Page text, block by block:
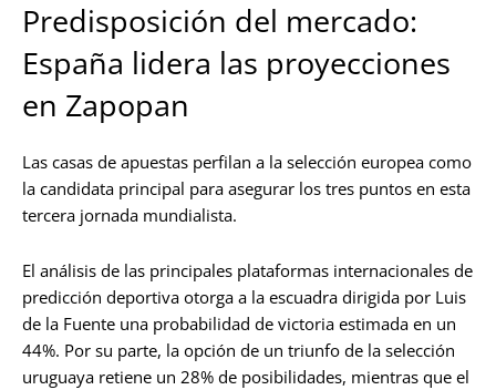
Predisposición del mercado:
España lidera las proyecciones
en Zapopan
Las casas de apuestas perfilan a la selección europea como
la candidata principal para asegurar los tres puntos en esta
tercera jornada mundialista.
El análisis de las principales plataformas internacionales de
predicción deportiva otorga a la escuadra dirigida por Luis
de la Fuente una probabilidad de victoria estimada en un
44%. Por su parte, la opción de un triunfo de la selección
uruguaya retiene un 28% de posibilidades, mientras que el